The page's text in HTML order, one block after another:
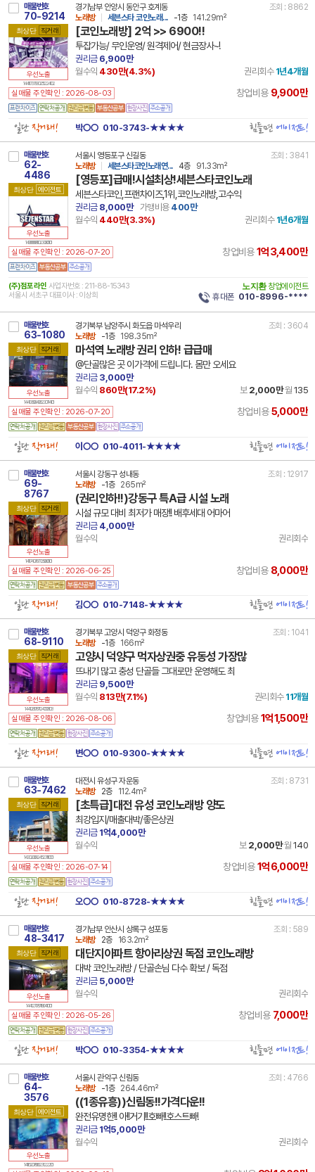
매물번호
70-9214
최상단 직거래
우선노출
14 41173 7930 251224 102
경기남부 안양시 동안구 호계동
조회 : 8862
노래방
세븐스타 코인노래... -1층 141.29m²
[코인노래방] 2억 >> 6900!!
투잡가능/ 무인운영/ 원격제어/ 현금장사~!
권리금6,900만
월수익 430만(4.3%) 권리회수 1년4개월
실매물 주인확인 : 2026-08-03 창업비용 9,900만
일단직거래! 박○○ 010-3743-★★★★ 힘들면에이전트!
매물번호
62-
4486
최상단 에이전트
우선노출
14 99999 8110 230801 101
서울시 영등포구 신길동
조회 : 3841
노래방
세븐스타코인노래연... 4층 91.33m²
[영등포]급매!시설최상!세븐스타코인노래
세븐스타코인,프랜차이즈,1위,코인노래방,고수익
권리금8,000만 가맹비용400만
월수익 440만(3.3%) 권리회수 1년6개월
실매물 주인확인 : 2026-07-20 창업비용1억3,400만
(주)점포라인 사업자번호 : 211-88-15343
서울시 서초구 대표이사 : 이상희
노지환 창업에이전트
휴대폰 010-8996-****
매물번호
63-1080
최상단 직거래
우선노출
14 41360 8406 230714 101
경기북부 남양주시 화도읍 마석우리
조회 : 3604
노래방
-1층 198.35m²
마석역 노래방 권리 인하! 급급매
@단골많은 곳 이가격에 드립니다. 몸만 오세요
권리금3,000만
월수익 860만(17.2%) 보 2,000만 월 135
실매물 주인확인 : 2026-07-20 창업비용5,000만
일단직거래! 이○○ 010-4011-★★★★ 힘들면에이전트!
매물번호
69-
8767
최상단 직거래
우선노출
14 11740 7877 250801 101
서울시 강동구 성내동
조회 : 12917
노래방
-1층 265m²
(권리인하!!)강동구 특A급 시설 노래
시설 규모 대비 최저가 매장!! 배후세대 어마어
권리금4,000만
월수익
권리회수
실매물 주인확인 : 2026-06-25 창업비용 8,000만
일단직거래! 김○○ 010-7148-★★★★ 힘들면에이전트!
매물번호
68-9110
최상단 직거래
우선노출
14 41281 7871 240108 103
경기북부 고양시 덕양구 화정동
조회 : 1041
노래방
-1층 166m²
고양시 덕양구 먹자상권중 유동성 가장많
뜨내기 많고 충성 단골들 그대로만 운영해도 최
권리금9,500만
월수익 813만(7.1%) 권리회수 11개월
실매물 주인확인 : 2026-08-06 창업비용1억1,500만
일단직거래! 변○○ 010-9300-★★★★ 힘들면에이전트!
매물번호
63-7462
최상단 직거래
우선노출
14 30200 8245 231110 101
대전시 유성구 자운동
조회 : 8731
노래방
2층 112.4m²
[초특급]대전 유성 코인노래방 양도
최강입지/매출대박/좋은상권
권리금1억4,000만
월수익
보2,000만 월 140
실매물 주인확인 : 2026-07-14 창업비용1억6,000만
일단직거래! 오○○ 010-8728-★★★★ 힘들면에이전트!
매물번호
48-3417
최상단 직거래
우선노출
14 41271 7871 190410 101
경기남부 안산시 상록구 성포동
조회 : 589
노래방
2층 163.2m²
대단지아파트 항아리상권 독점 코인노래방
대박 코인노래방 / 단골손님 다수 확보 / 독점
권리금5,000만
월수익
권리회수
실매물 주인확인 : 2026-05-26 창업비용 7,000만
일단직거래! 박○○ 010-3354-★★★★ 힘들면에이전트!
매물번호
64-
3576
최상단 에이전트
우선노출
14 11620 7856 231222 101
서울시 관악구 신림동
조회 : 4766
노래방
-1층 264.46m²
((1종유흥))신림동!!가격다운!!
완전유명한!! 아!!거기!!호빠!!호스트빠!
권리금1억5,000만
월수익
권리회수